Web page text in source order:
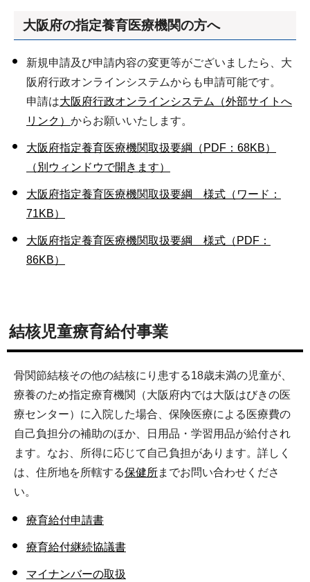
大阪府の指定養育医療機関の方へ
新規申請及び申請内容の変更等がございましたら、大
阪府行政オンラインシステムからも申請可能です。
申請は大阪府行政オンラインシステム（外部サイトへ
リンク） からお願いいたします。
大阪府指定養育医療機関取扱要綱（PDF：68KB）
（別ウィンドウで開きます）
大阪府指定養育医療機関取扱要綱 様式（ワード：
71KB）
大阪府指定養育医療機関取扱要綱 様式（PDF：
86KB）
結核児童療育給付事業
骨関節結核その他の結核にり患する18歳未満の児童が、
療養のため指定療育機関（大阪府内では大阪はびきの医
療センター）に入院した場合、保険医療による医療費の
自己負担分の補助のほか、日用品・学習用品が給付され
ます。なお、所得に応じて自己負担があります。詳しく
は、住所地を所轄する保健所までお問い合わせくださ
い。
療育給付申請書
療育給付継続協議書
マイナンバーの取扱